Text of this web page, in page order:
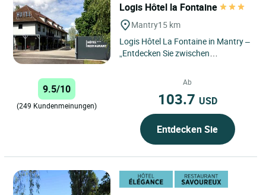
Logis Hôtel la Fontaine
Mantry15 km
Logis Hôtel La Fontaine in Mantry –
„Entdecken Sie zwischen
authentisches Hotel, in dem
9.5/10
(249 Kundenmeinungen)
Ab
103.7 USD
Entdecken Sie